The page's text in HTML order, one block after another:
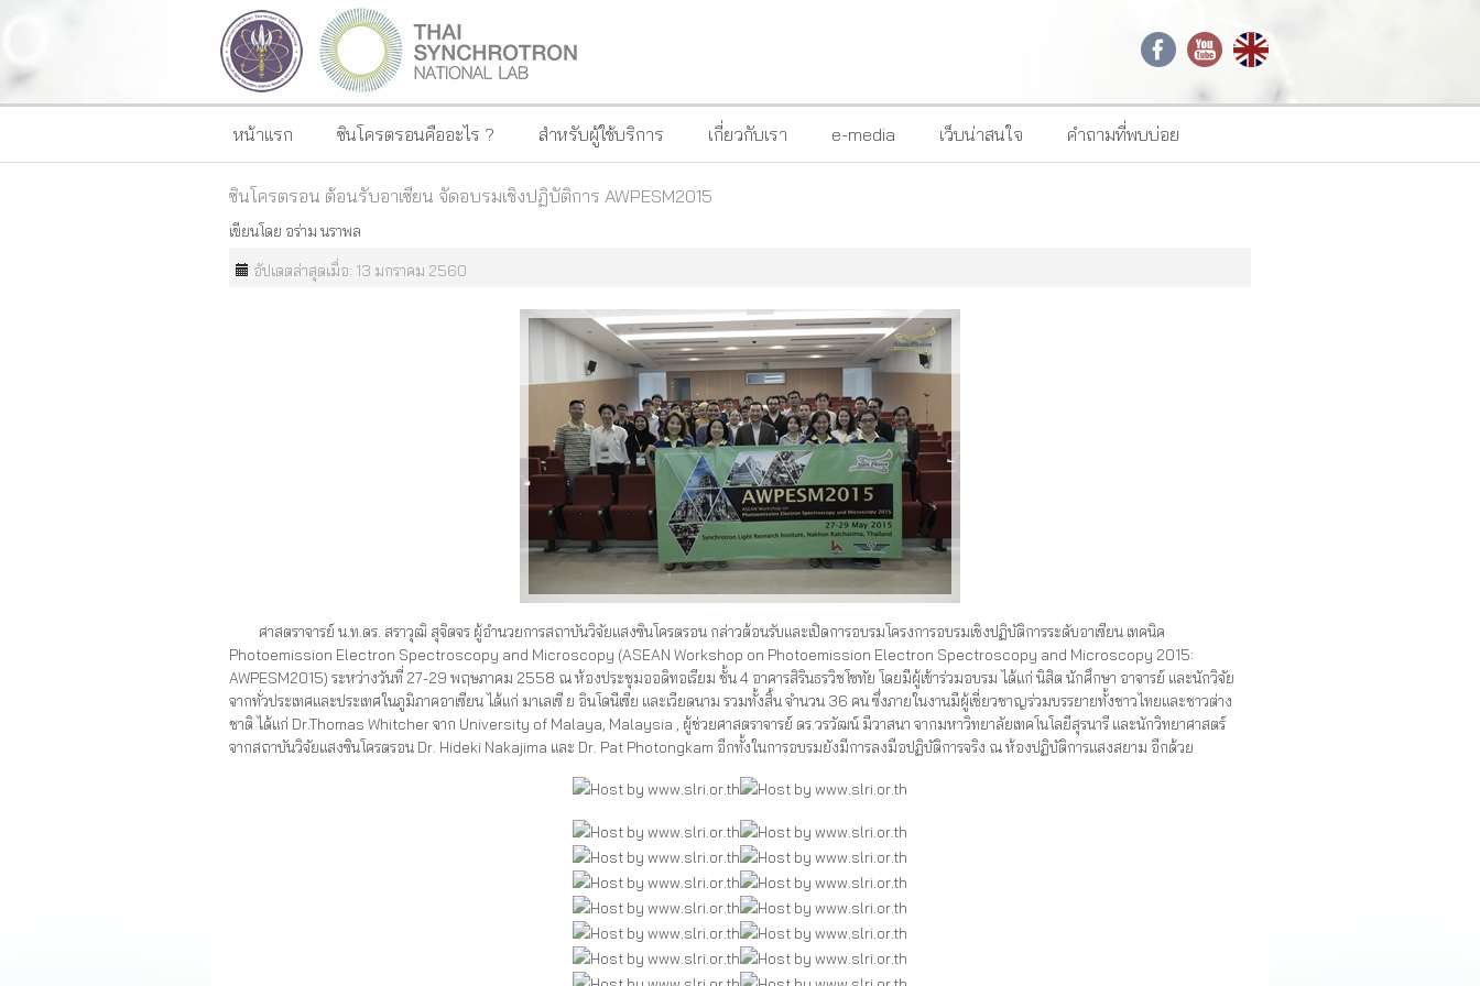
หน้าแรก ซินโครตรอนคืออะไร ? สำหรับผู้ใช้บริการ เกี่ยวกับเรา e-media เว็บน่าสนใจ คำถามที่พบบ่อย
ซินโครตรอน ต้อนรับอาเซียน จัดอบรมเชิงปฏิบัติการ AWPESM2015
เขียนโดย อร่าม นราพล
อัปเดตล่าสุดเมื่อ: 13 มกราคม 2560
ศาสตราจารย์ น.ท.ดร. สราวุฒิ สุจิตจร ผู้อำนวยการสถาบันวิจัยแสงซินโครตรอน กล่าวต้อนรับและเปิดการอบรมโครงการอบรมเชิงปฏิบัติการระดับอาเซียน เทคนิค
Photoemission Electron Spectroscopy and Microscopy (ASEAN Workshop on Photoemission Electron Spectroscopy and Microscopy 2015:
AWPESM2015) ระหว่างวันที่ 27-29 พฤษภาคม 2558 ณ ห้องประชุมออดิทอเรียม ชั้น 4 อาคารสิรินธรวิชโชทัย โดยมีผู้เข้าร่วมอบรม ได้แก่ นิสิต นักศึกษา อาจารย์ และนักวิจัย
จากทั่วประเทศและประเทศในภูมิภาคอาเซียน ได้แก่ มาเลเซี ย อินโดนีเซีย และเวียดนาม รวมทั้งสิ้น จำนวน 36 คน ซึ่งภายในงานมีผู้เชี่ยวชาญร่วมบรรยายทั้งชาวไทยและชาวต่าง
ชาติ ได้แก่ Dr.Thomas Whitcher จาก University of Malaya, Malaysia , ผู้ช่วยศาสตราจารย์ ดร.วรวัฒน์ มีวาสนา จากมหาวิทยาลัยเทคโนโลยีสุรนารี และนักวิทยาศาสตร์
จากสถาบันวิจัยแสงซินโครตรอน Dr. Hideki Nakajima และ Dr. Pat Photongkam อีกทั้งในการอบรมยังมีการลงมือปฏิบัติการจริง ณ ห้องปฏิบัติการแสงสยาม อีกด้วย